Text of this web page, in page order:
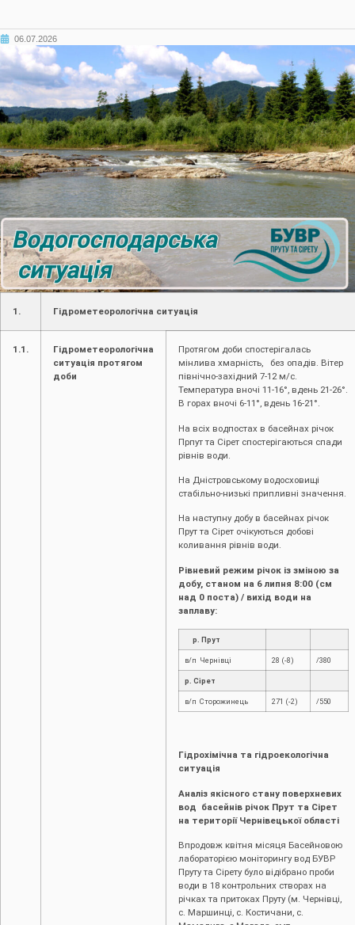
06.07.2026
1. Гідрометеорологічна ситуація
1.1.
Гідрометеорологічна
ситуація протягом
доби
Протягом доби спостерігалась
мінлива хмарність, без опадів. Вітер
північно-західний 7-12 м/с.
Температура вночі 11-16°, вдень 21-26°.
В горах вночі 6-11°, вдень 16-21°.
На всіх водпостах в басейнах річок
Прпут та Сірет спостерігаються спади
рівнів води.
На Дністровському водосховищі
стабільно-низькі припливні значення.
На наступну добу в басейнах річок
Прут та Сірет очікуються добові
коливання рівнів води.
Рівневий режим річок із зміною за
добу, станом на 6 липня 8:00 (см
над 0 поста) / вихід води на
заплаву:
р. Прут
в/п Чернівці 28 (-8) /380
р. Сірет
в/п Сторожинець 271 (-2) /550
Гідрохімічна та гідроекологічна
ситуація
Аналіз якісного стану поверхневих
вод басейнів річок Прут та Сірет
на території Чернівецької області
Впродовж квітня місяця Басейновою
лабораторією моніторингу вод БУВР
Пруту та Сірету було відібрано проби
води в 18 контрольних створах на
річках та притоках Пруту (м. Чернівці,
c. Маршинці, с. Костичани, с.